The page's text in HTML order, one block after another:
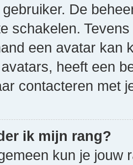
De
schakelen.
een avatar kan
heeft een
contacteren met
ik mijn rang?
kun je jouw